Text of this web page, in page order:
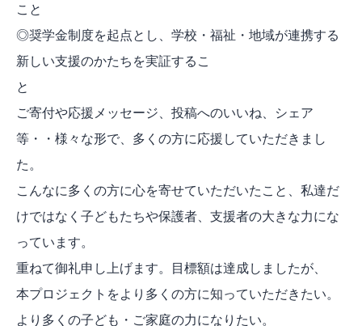
こと
◎️奨学金制度を起点とし、学校・福祉・地域が連携する
新しい支援のかたちを実証するこ
と
ご寄付や応援メッセージ、投稿へのいいね、シェア
等・・様々な形で、多くの方に応援していただきまし
た。
こんなに多くの方に心を寄せていただいたこと、私達だ
けではなく子どもたちや保護者、支援者の大きな力にな
っています。
重ねて御礼申し上げます。 目標額は達成しましたが、
本プロジェクトをより多くの方に知っていただきたい。
より多くの子ども・ご家庭の力になりたい。